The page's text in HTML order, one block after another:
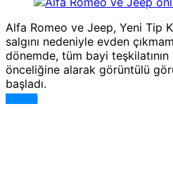
Alfa Romeo ve Jeep, Yeni Tip
salgını nedeniyle evden
dönemde, tüm bayi teşkilatının
önceliğine alarak görüntülü
başladı.
DEVAMI